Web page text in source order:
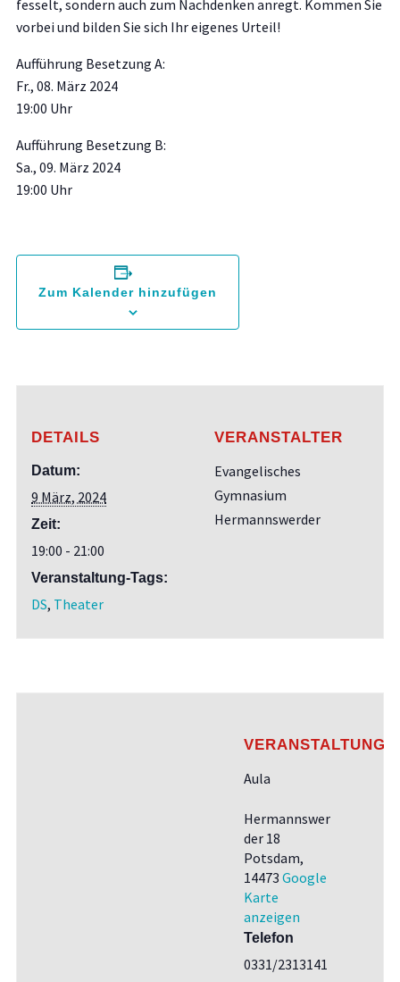
fesselt, sondern auch zum Nachdenken anregt. Kommen Sie
vorbei und bilden Sie sich Ihr eigenes Urteil!
Aufführung Besetzung A:
Fr., 08. März 2024
19:00 Uhr
Aufführung Besetzung B:
Sa., 09. März 2024
19:00 Uhr
Zum Kalender hinzufügen
DETAILS
Datum:
9 März, 2024
Zeit:
19:00 - 21:00
Veranstaltung-Tags:
DS, Theater
VERANSTALTER
Evangelisches
Gymnasium
Hermannswerder
Aula
Hermannswer
der 18
Potsdam,
14473 Google
Karte
anzeigen
Telefon
0331/2313141